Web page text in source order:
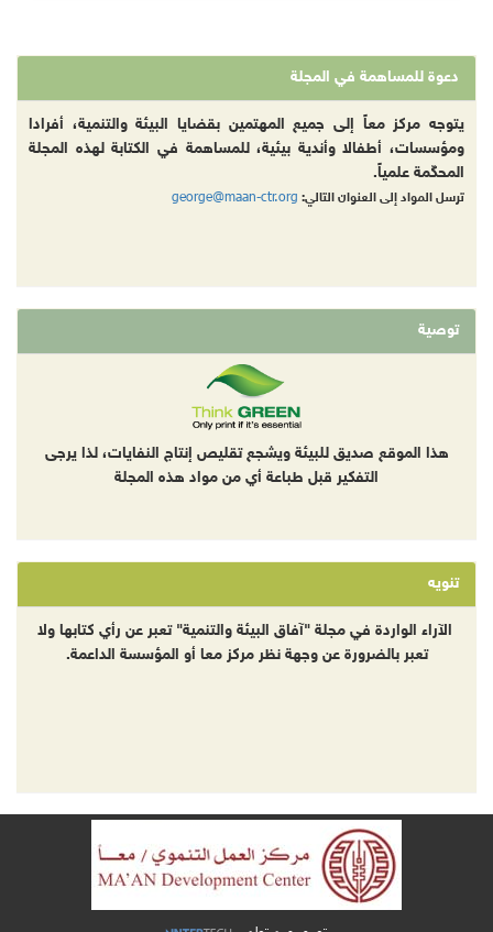
دعوة للمساهمة في المجلة
يتوجه مركز معاً إلى جميع المهتمين بقضايا البيئة والتنمية، أفرادا
ومؤسسات، أطفالا وأندية بيئية، للمساهمة في الكتابة لهذه المجلة
المحكّمة علمياً.
ترسل المواد إلى العنوان التالي: george@maan-ctr.org
توصية
هذا الموقع صديق للبيئة ويشجع تقليص إنتاج النفايات، لذا يرجى
التفكير قبل طباعة أي من مواد هذه المجلة
تنويه
الآراء الواردة في مجلة "آفاق البيئة والتنمية" تعبر عن رأي كتابها ولا
تعبر بالضرورة عن وجهة نظر مركز معا أو المؤسسة الداعمة.